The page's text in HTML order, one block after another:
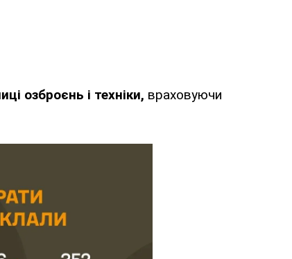
озброєнь і техніки, враховуючи